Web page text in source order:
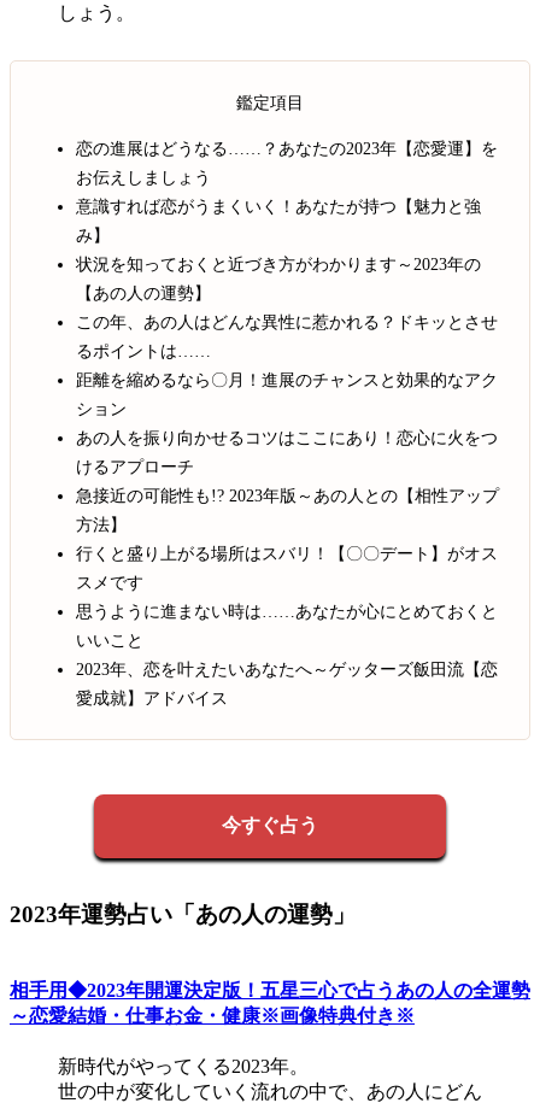
しょう。
鑑定項目
恋の進展はどうなる……？あなたの2023年【恋愛運】を
お伝えしましょう
意識すれば恋がうまくいく！あなたが持つ【魅力と強
み】
状況を知っておくと近づき方がわかります～2023年の
【あの人の運勢】
この年、あの人はどんな異性に惹かれる？ドキッとさせ
るポイントは……
距離を縮めるなら〇月！進展のチャンスと効果的なアク
ション
あの人を振り向かせるコツはここにあり！恋心に火をつ
けるアプローチ
急接近の可能性も!? 2023年版～あの人との【相性アップ
方法】
行くと盛り上がる場所はスバリ！【〇〇デート】がオス
スメです
思うように進まない時は……あなたが心にとめておくと
いいこと
2023年、恋を叶えたいあなたへ～ゲッターズ飯田流【恋
愛成就】アドバイス
今すぐ占う
2023年運勢占い「あの人の運勢」
相手用◆2023年開運決定版！五星三心で占うあの人の全運勢
～恋愛結婚・仕事お金・健康※画像特典付き※
新時代がやってくる2023年。
世の中が変化していく流れの中で、あの人にどん